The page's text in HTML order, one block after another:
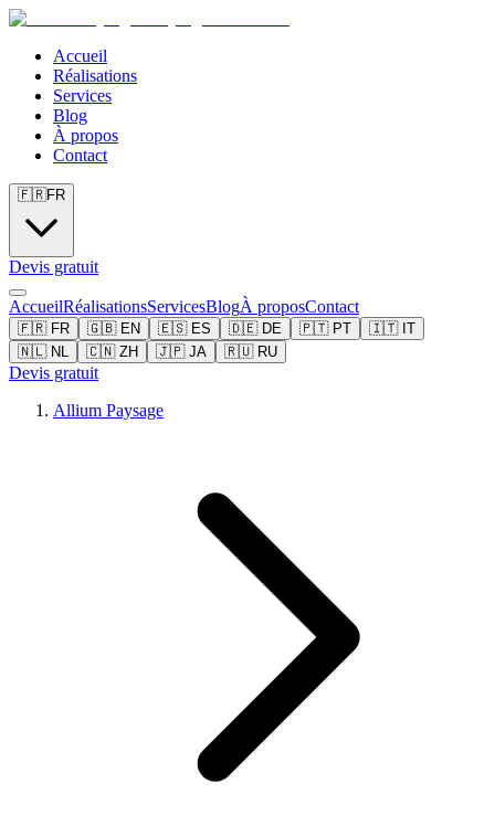
Accueil
Réalisations
Services
Blog
À propos
Contact
🇫🇷FR
Devis gratuit
AccueilRéalisationsServicesBlogÀ proposContact
🇫🇷 FR 🇬🇧 EN 🇪🇸 ES 🇩🇪 DE 🇵🇹 PT 🇮🇹 IT
🇳🇱 NL 🇨🇳 ZH 🇯🇵 JA 🇷🇺 RU
Devis gratuit
Allium Paysage